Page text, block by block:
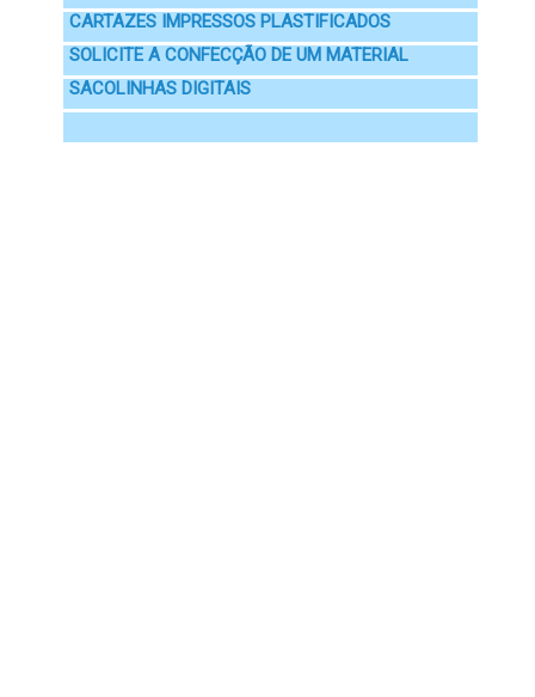
CARTAZES IMPRESSOS PLASTIFICADOS
SOLICITE A CONFECÇÃO DE UM MATERIAL
SACOLINHAS DIGITAIS